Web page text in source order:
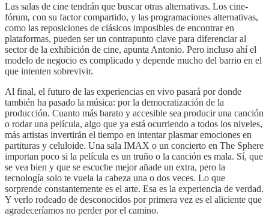
Las salas de cine tendrán que buscar otras alternativas. Los cine-
fórum, con su factor compartido, y las programaciones alternativas,
como las reposiciones de clásicos imposibles de encontrar en
plataformas, pueden ser un contrapunto clave para diferenciar al
sector de la exhibición de cine, apunta Antonio. Pero incluso ahí el
modelo de negocio es complicado y depende mucho del barrio en el
que intenten sobrevivir.
Al final, el futuro de las experiencias en vivo pasará por donde
también ha pasado la música: por la democratización de la
producción. Cuanto más barato y accesible sea producir una canción
o rodar una película, algo que ya está ocurriendo a todos los niveles,
más artistas invertirán el tiempo en intentar plasmar emociones en
partituras y celuloide. Una sala IMAX o un concierto en The Sphere
importan poco si la película es un truño o la canción es mala. Sí, que
se vea bien y que se escuche mejor añade un extra, pero la
tecnología solo te vuela la cabeza una o dos veces. Lo que
sorprende constantemente es el arte. Esa es la experiencia de verdad.
Y verlo rodeado de desconocidos por primera vez es el aliciente que
agradeceríamos no perder por el camino.